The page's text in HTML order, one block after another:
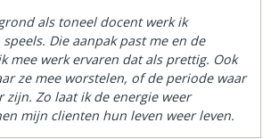
als toneel docent werk ik
Die aanpak past me en de
mee werk ervaren dat als prettig. Ook
ze mee worstelen, of de periode waar
zijn. Zo laat ik de energie weer
mijn clienten hun leven weer leven.